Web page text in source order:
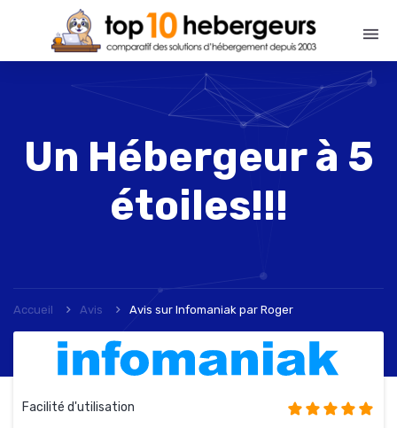
Un Hébergeur à 5
étoiles!!!
Accueil Avis Avis sur Infomaniak par Roger
Facilité d'utilisation